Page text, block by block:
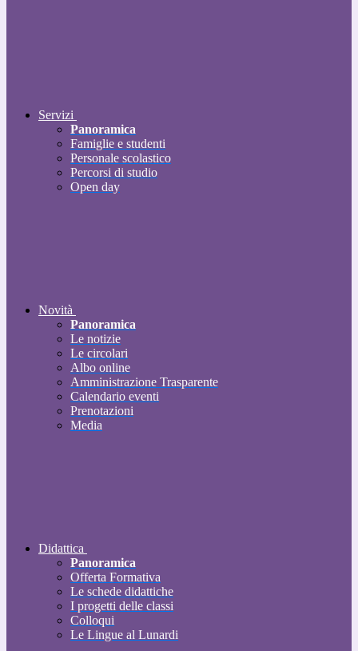
Servizi
Panoramica
Famiglie e studenti
Personale scolastico
Percorsi di studio
Open day
Novità
Panoramica
Le notizie
Le circolari
Albo online
Amministrazione Trasparente
Calendario eventi
Prenotazioni
Media
Didattica
Panoramica
Offerta Formativa
Le schede didattiche
I progetti delle classi
Colloqui
Le Lingue al Lunardi